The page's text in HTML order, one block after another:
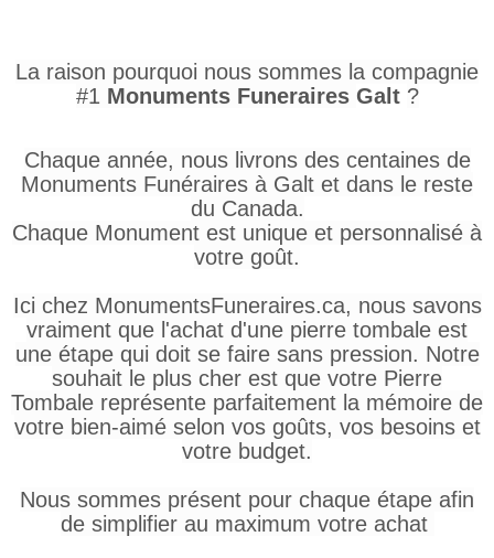
La raison pourquoi nous sommes la compagnie
#1 Monuments Funeraires Galt ?
Chaque année, nous livrons des centaines de
Monuments Funéraires à Galt et dans le reste
du Canada.
Chaque Monument est unique et personnalisé à
votre goût.
Ici chez MonumentsFuneraires.ca, nous savons
vraiment que l'achat d'une pierre tombale est
une étape qui doit se faire sans pression. Notre
souhait le plus cher est que votre Pierre
Tombale représente parfaitement la mémoire de
votre bien-aimé selon vos goûts, vos besoins et
votre budget.
Nous sommes présent pour chaque étape afin
de simplifier au maximum votre achat